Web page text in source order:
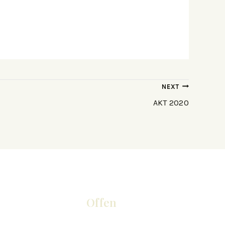
NEXT
AKT 2020
Offen